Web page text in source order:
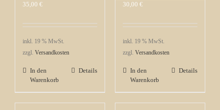
35,00 €
inkl. 19 % MwSt.
zzgl. Versandkosten
In den
Warenkorb
Details
30,00 €
inkl. 19 % MwSt.
zzgl. Versandkosten
In den
Warenkorb
Details